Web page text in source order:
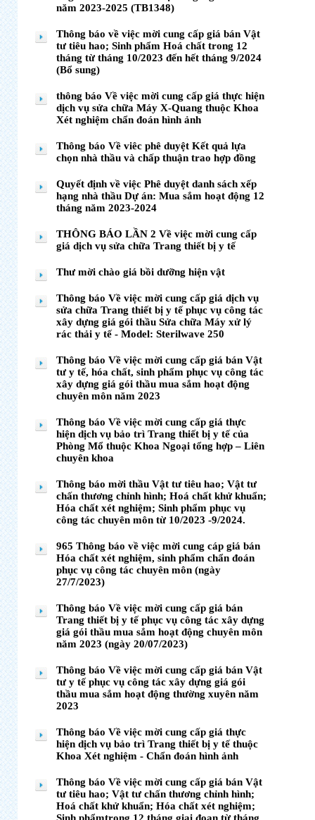
năm 2023-2025 (TB1348)
Thông báo về việc mời cung cấp giá bán Vật
tư tiêu hao; Sinh phẩm Hoá chất trong 12
tháng từ tháng 10/2023 đến hết tháng 9/2024
(Bổ sung)
thông báo Về việc mời cung cấp giá thực hiện
dịch vụ sửa chữa Máy X-Quang thuộc Khoa
Xét nghiệm chẩn đoán hình ảnh
Thông báo Về viêc phê duyệt Kết quả lựa
chọn nhà thầu và chấp thuận trao hợp đồng
Quyết định về việc Phê duyệt danh sách xếp
hạng nhà thầu Dự án: Mua sắm hoạt động 12
tháng năm 2023-2024
THÔNG BÁO LẦN 2 Về việc mời cung cấp
giá dịch vụ sửa chữa Trang thiết bị y tế
Thư mời chào giá bồi dưỡng hiện vật
Thông báo Về việc mời cung cấp giá dịch vụ
sửa chữa Trang thiết bị y tế phục vụ công tác
xây dựng giá gói thầu Sửa chữa Máy xử lý
rác thải y tế - Model: Sterilwave 250
Thông báo Về việc mời cung cấp giá bán Vật
tư y tế, hóa chất, sinh phẩm phục vụ công tác
xây dựng giá gói thầu mua sắm hoạt động
chuyên môn năm 2023
Thông báo Về việc mời cung cấp giá thực
hiện dịch vụ bảo trì Trang thiết bị y tế của
Phòng Mổ thuộc Khoa Ngoại tổng hợp – Liên
chuyên khoa
Thông báo mời thầu Vật tư tiêu hao; Vật tư
chấn thương chỉnh hình; Hoá chất khử khuẩn;
Hóa chất xét nghiệm; Sinh phẩm phục vụ
công tác chuyên môn từ 10/2023 -9/2024.
965 Thông báo về việc mời cung cáp giá bán
Hóa chất xét nghiệm, sinh phẩm chẩn đoán
phục vụ công tác chuyên môn (ngày
27/7/2023)
Thông báo Về việc mời cung cấp giá bán
Trang thiết bị y tế phục vụ công tác xây dựng
giá gói thầu mua sắm hoạt động chuyên môn
năm 2023 (ngày 20/07/2023)
Thông báo Về việc mời cung cấp giá bán Vật
tư y tế phục vụ công tác xây dựng giá gói
thầu mua sắm hoạt động thường xuyên năm
2023
Thông báo Về việc mời cung cấp giá thực
hiện dịch vụ bảo trì Trang thiết bị y tế thuộc
Khoa Xét nghiệm - Chẩn đoán hình ảnh
Thông báo Về việc mời cung cấp giá bán Vật
tư tiêu hao; Vật tư chấn thương chỉnh hình;
Hoá chất khử khuẩn; Hóa chất xét nghiệm;